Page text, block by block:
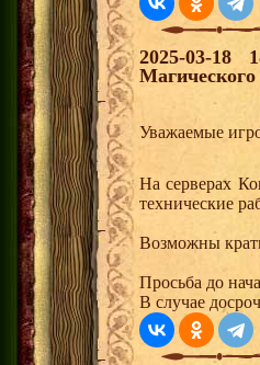
2025-03-18
Уважаемые
На серверах
технические
Возможны
Просьба до
В случае